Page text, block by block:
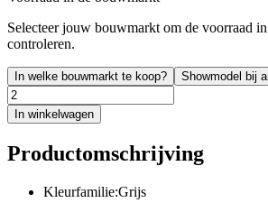
Selecteer jouw bouwmarkt om de voorraad
controleren.
In welke bouwmarkt te koop? Showmodel bij
In winkelwagen
Productomschrijving
Kleurfamilie:Grijs